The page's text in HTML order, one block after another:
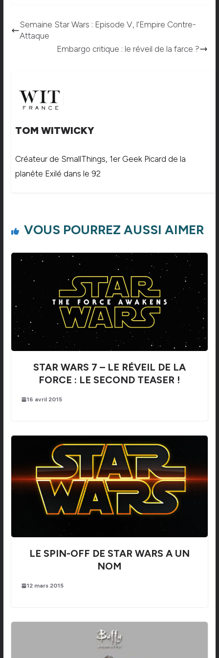
Semaine Star Wars : Episode V, l’Empire Contre-
Attaque
Embargo critique : le réveil de la farce ?
TOM WITWICKY
Créateur de SmallThings, 1er Geek Picard de la
planète Exilé dans le 92
VOUS POURREZ AUSSI AIMER
STAR WARS 7 – LE RÉVEIL DE LA
FORCE : LE SECOND TEASER !
16 avril 2015
LE SPIN-OFF DE STAR WARS A UN
NOM
12 mars 2015